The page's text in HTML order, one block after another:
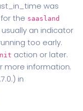
was
the saasland
an indicator
too early.
action or later.
more information.
in